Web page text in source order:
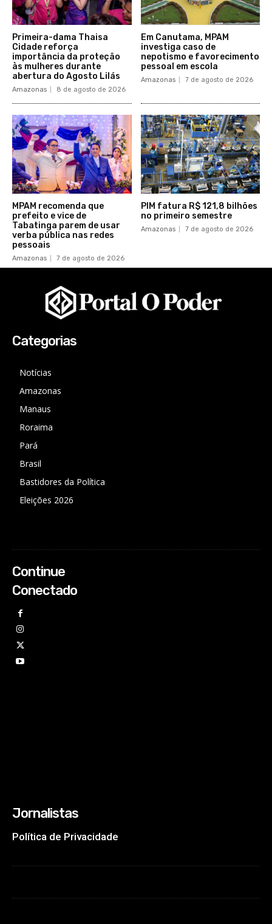
Primeira-dama Thaisa
Cidade reforça
importância da proteção
às mulheres durante
abertura do Agosto Lilás
Amazonas 8 de agosto de 2026
Em Canutama, MPAM
investiga caso de
nepotismo e favorecimento
pessoal em escola
Amazonas 7 de agosto de 2026
MPAM recomenda que
prefeito e vice de
Tabatinga parem de usar
verba pública nas redes
pessoais
Amazonas 7 de agosto de 2026
PIM fatura R$ 121,8 bilhões
no primeiro semestre
Amazonas 7 de agosto de 2026
Categorias
Notícias
Amazonas
Manaus
Roraima
Pará
Brasil
Bastidores da Política
Eleições 2026
Continue
Conectado
Jornalistas
Política de Privacidade